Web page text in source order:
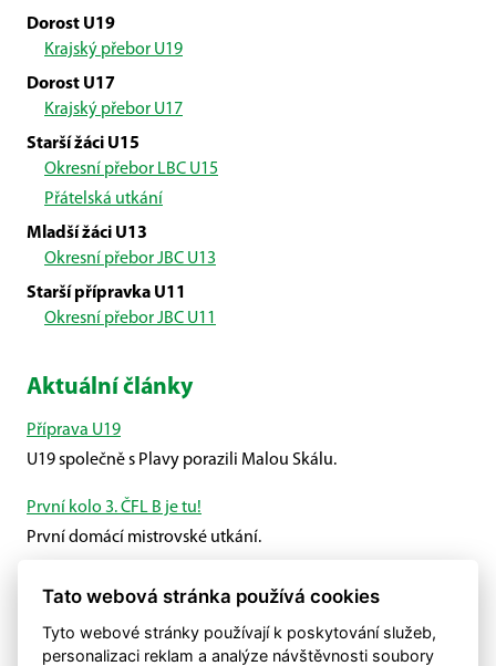
Dorost U19
Krajský přebor U19
Dorost U17
Krajský přebor U17
Starší žáci U15
Okresní přebor LBC U15
Přátelská utkání
Mladší žáci U13
Okresní přebor JBC U13
Starší přípravka U11
Okresní přebor JBC U11
Aktuální články
Příprava U19
U19 společně s Plavy porazili Malou Skálu.
První kolo 3. ČFL B je tu!
První domácí mistrovské utkání.
Výsledek zápasu proti Přepeřím
Tato webová stránka používá cookies
Tyto webové stránky používají k poskytování služeb,
personalizaci reklam a analýze návštěvnosti soubory